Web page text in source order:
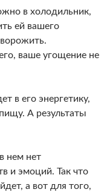
в холодильник,
ей вашего
ваше угощение не
в его энергетику,
А результаты
нем нет
и эмоций. Так что
а вот для того,